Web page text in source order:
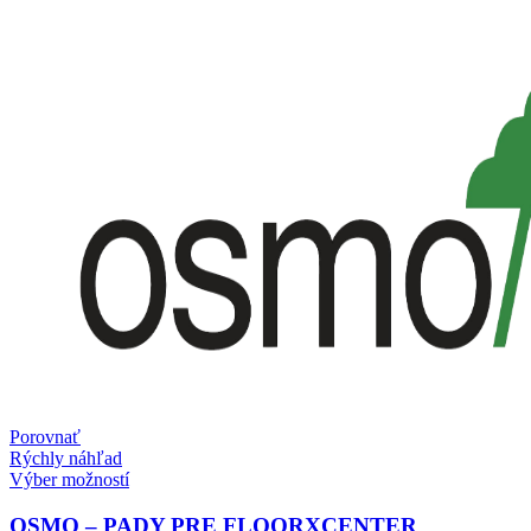
Porovnať
Rýchly náhľad
Výber možnostíTento
má
OSMO – PADY PRE FLOORXCENTER